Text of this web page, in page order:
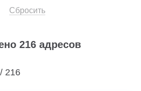
Сбросить
216 адресов
216